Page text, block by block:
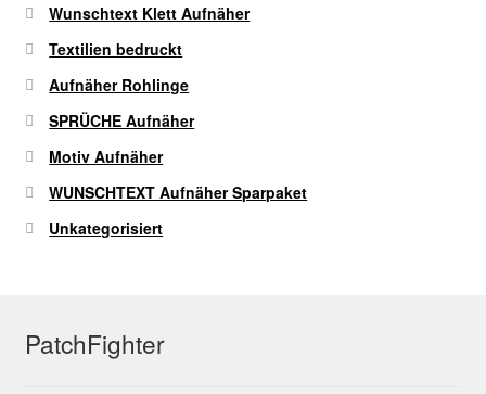
Wunschtext Klett Aufnäher
Textilien bedruckt
Aufnäher Rohlinge
SPRÜCHE Aufnäher
Motiv Aufnäher
WUNSCHTEXT Aufnäher Sparpaket
Unkategorisiert
PatchFighter